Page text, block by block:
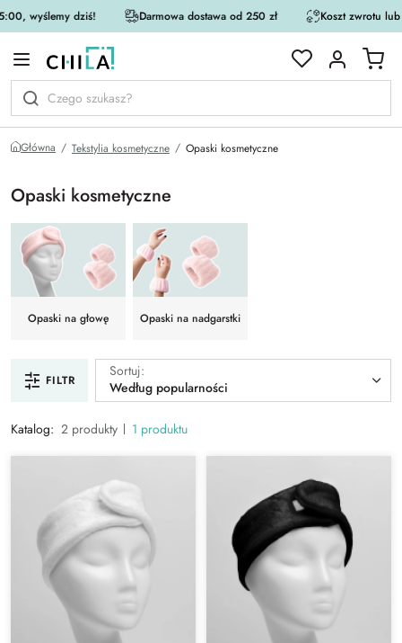
wyślemy dziś! Darmowa dostawa od 250 zł Koszt zwrotu
Główna Tekstylia kosmetyczne Opaski kosmetyczne
Opaski kosmetyczne
Opaski na głowę Opaski na nadgarstki
FILTR
Sortuj:
Według popularności
Katalog: 2 produkty 1 produktu